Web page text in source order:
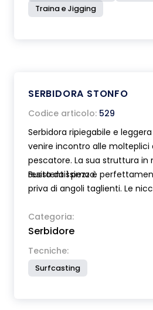
Traina e Jigging
SERBIDORA STONFO
Codice articolo: 529
Serbidora ripiegabile e
venire incontro alle molteplici
pescatore. La sua struttura in
resistentissimo è
priva di angoli taglienti. Le
in posizione perfettamente
caratteristiche importanti
serbidora un vero e proprio
lavoro. Attacco a vite
paletto posto centralmente.
Busta da 1 pezzo.
Categoria:
Serbidore
Tecniche:
Surfcasting